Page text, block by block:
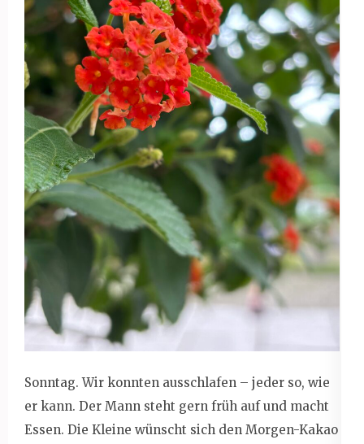
Sonntag. Wir konnten ausschlafen – jeder so, wie
er kann. Der Mann steht gern früh auf und macht
Essen. Die Kleine wünscht sich den Morgen-Kakao